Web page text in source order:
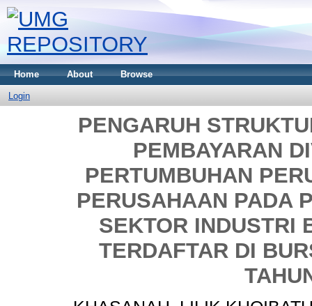
Home About Browse
Login
PENGARUH
PEMBAYARAN
PERTUMBUHAN
PERUSAHAAN PADA
SEKTOR INDUSTRI
TERDAFTAR DI